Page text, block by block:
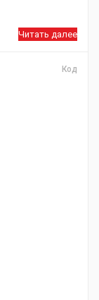
Читать далее
Код